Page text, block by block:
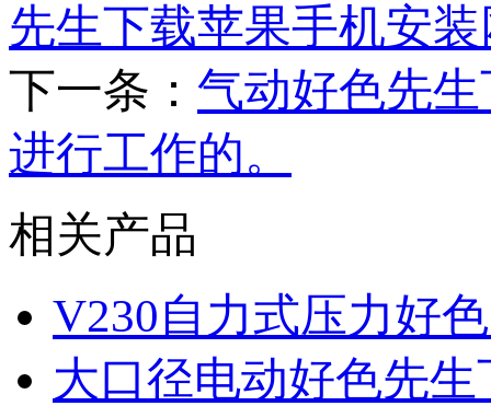
先生下载苹果手机安装
下一条： 气动好色先
进行工作的。
相关产品
V230自力式压力好
大口径电动好色先